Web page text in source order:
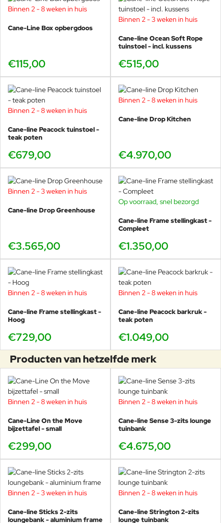
Binnen 2 - 8 weken in huis
Cane-Line Box opbergdoos
€115,00
Binnen 2 - 3 weken in huis
Cane-line Ocean Soft Rope
tuinstoel - incl. kussens
€515,00
Binnen 2 - 8 weken in huis
Cane-line Peacock tuinstoel -
teak poten
€679,00
Binnen 2 - 8 weken in huis
Cane-line Drop Kitchen
€4.970,00
Binnen 2 - 3 weken in huis
Cane-line Drop Greenhouse
€3.565,00
Op voorraad, snel bezorgd
Cane-line Frame stellingkast -
Compleet
€1.350,00
Binnen 2 - 8 weken in huis
Cane-line Frame stellingkast -
Hoog
€729,00
Binnen 2 - 8 weken in huis
Cane-line Peacock barkruk -
teak poten
€1.049,00
Producten van hetzelfde merk
Binnen 2 - 8 weken in huis
Cane-Line On the Move
bijzettafel - small
€299,00
Binnen 2 - 8 weken in huis
Cane-line Sense 3-zits lounge
tuinbank
€4.675,00
Binnen 2 - 3 weken in huis
Cane-line Sticks 2-zits
loungebank - aluminium frame
Binnen 2 - 8 weken in huis
Cane-line Strington 2-zits
lounge tuinbank